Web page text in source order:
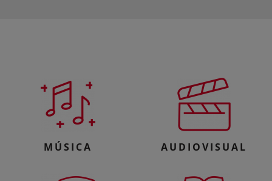
MÚSICA AUDIOVISUAL